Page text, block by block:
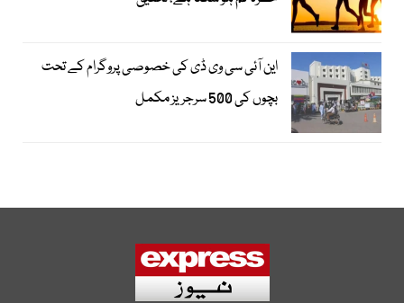
این آئی سی وی ڈی کی خصوصی پروگرام کے تحت
بچوں کی 500 سرجریز مکمل